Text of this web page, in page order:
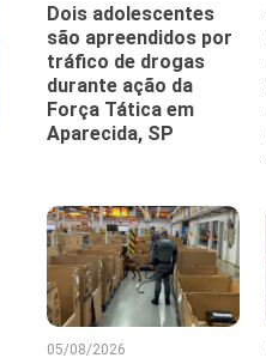
Dois adolescentes
são apreendidos por
tráfico de drogas
durante ação da
Força Tática em
Aparecida, SP
05/08/2026